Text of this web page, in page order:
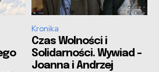
Kronika
Czas Wolności i
Solidarności. Wywiad –
Joanna i Andrzej